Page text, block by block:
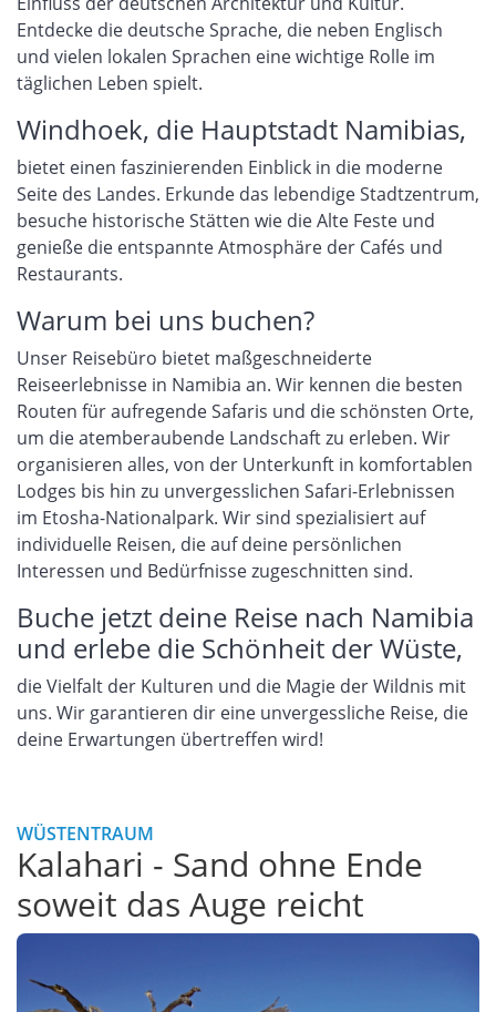
Entdecke die deutsche Sprache, die neben Englisch
und vielen lokalen Sprachen eine wichtige Rolle im
täglichen Leben spielt.
Windhoek, die Hauptstadt Namibias,
bietet einen faszinierenden Einblick in die moderne
Seite des Landes. Erkunde das lebendige Stadtzentrum,
besuche historische Stätten wie die Alte Feste und
genieße die entspannte Atmosphäre der Cafés und
Restaurants.
Warum bei uns buchen?
Unser Reisebüro bietet maßgeschneiderte
Reiseerlebnisse in Namibia an. Wir kennen die besten
Routen für aufregende Safaris und die schönsten Orte,
um die atemberaubende Landschaft zu erleben. Wir
organisieren alles, von der Unterkunft in komfortablen
Lodges bis hin zu unvergesslichen Safari-Erlebnissen
im Etosha-Nationalpark. Wir sind spezialisiert auf
individuelle Reisen, die auf deine persönlichen
Interessen und Bedürfnisse zugeschnitten sind.
Buche jetzt deine Reise nach Namibia
und erlebe die Schönheit der Wüste,
die Vielfalt der Kulturen und die Magie der Wildnis mit
uns. Wir garantieren dir eine unvergessliche Reise, die
deine Erwartungen übertreffen wird!
WÜSTENTRAUM
Kalahari - Sand ohne Ende
soweit das Auge reicht